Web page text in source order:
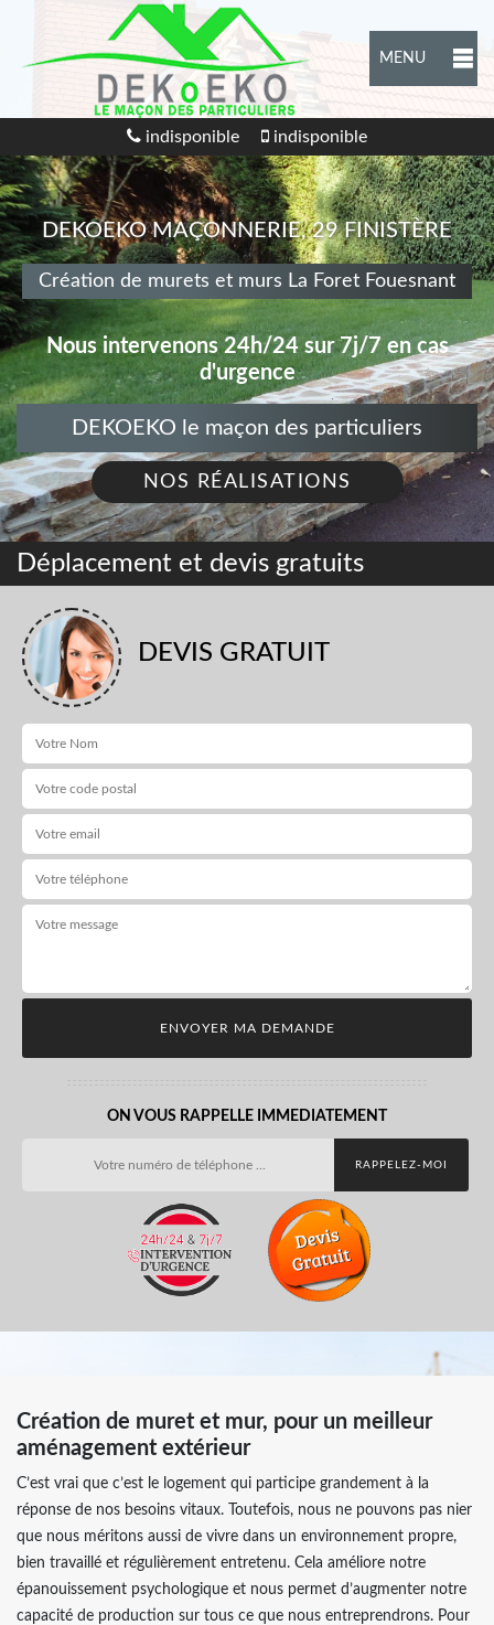
MENU
indisponible indisponible
DEKOEKO MAÇONNERIE, 29 FINISTÈRE
Création de murets et murs La Foret Fouesnant
Nous intervenons 24h/24 sur 7j/7 en cas
d'urgence
DEKOEKO le maçon des particuliers
NOS RÉALISATIONS
Déplacement et devis gratuits
DEVIS GRATUIT
ON VOUS RAPPELLE IMMEDIATEMENT
Création de muret et mur, pour un meilleur
aménagement extérieur
C’est vrai que c’est le logement qui participe grandement à la
réponse de nos besoins vitaux. Toutefois, nous ne pouvons pas nier
que nous méritons aussi de vivre dans un environnement propre,
bien travaillé et régulièrement entretenu. Cela améliore notre
épanouissement psychologique et nous permet d’augmenter notre
capacité de production sur tous ce que nous entreprendrons. Pour